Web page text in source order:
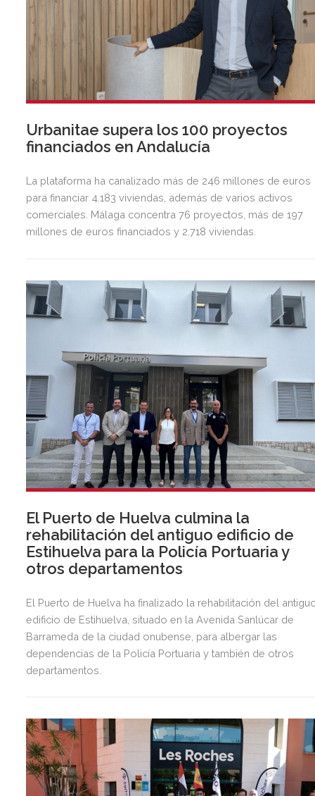
Urbanitae supera los 100 proyectos
financiados en Andalucía
La plataforma ha canalizado más de 246 millones de euros
para financiar 4.183 viviendas, además de varios activos
comerciales. Málaga concentra 76 proyectos, más de 197
millones de euros financiados y 2.718 viviendas.
El Puerto de Huelva culmina la
rehabilitación del antiguo edificio de
Estihuelva para la Policía Portuaria y
otros departamentos
El Puerto de Huelva ha finalizado la rehabilitación del
edificio de Estihuelva, situado en la Avenida Sanlúcar de
Barrameda de la ciudad onubense, para albergar las
dependencias de la Policía Portuaria y también de otros
departamentos.